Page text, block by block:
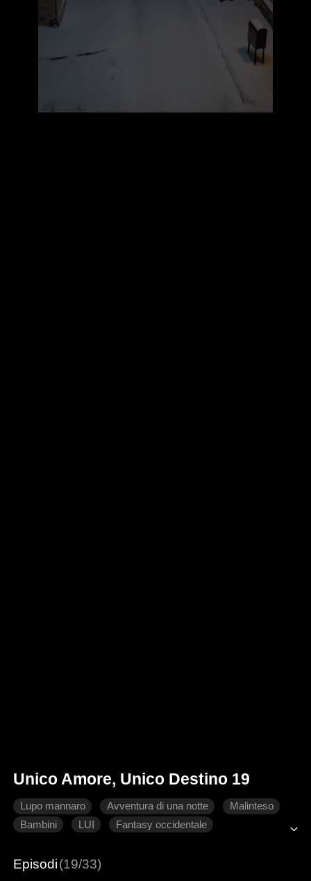
Unico Amore, Unico Destino 19
Lupo mannaro Avventura di una notte
Malinteso
Bambini
LUI Fantasy occidentale
Episodi(19/33)